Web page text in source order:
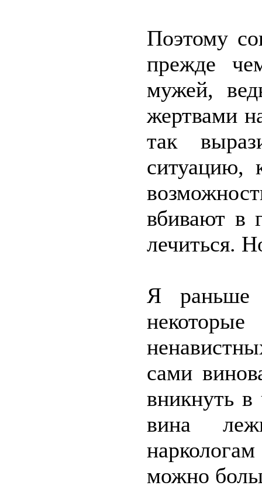
Поэтому
прежде
мужей,
жертвами
так
ситуацию,
вбивают в
лечиться.
Я раньше
сами
вникнуть в
вина
можно